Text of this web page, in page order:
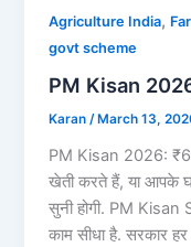
Agriculture India,
govt scheme
PM Kisan
Karan/ March 13,
PM Kisan 2026:
खेती करते हैं, या आपके
सुनी होगी. PM
काम सीधा है. सरकार